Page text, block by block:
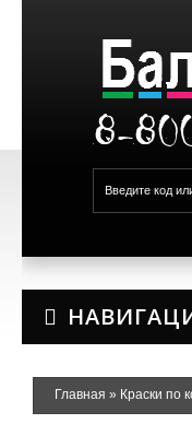
8-
Главная » Краски по